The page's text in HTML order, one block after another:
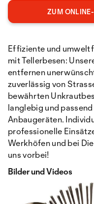
ZUM
Effiziente und
mit Tellerbesen:
entfernen
zuverlässig von
bewährten
langlebig und
Anbaugeräten.
professionelle
Werkhöfen und bei
uns vorbei!
Bilder und Videos